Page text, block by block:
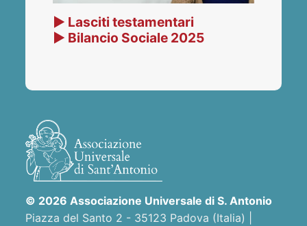
▶ Lasciti testamentari
▶ Bilancio Sociale 2025
© 2026 Associazione Universale di S. Antonio
Piazza del Santo 2 - 35123 Padova (Italia) |